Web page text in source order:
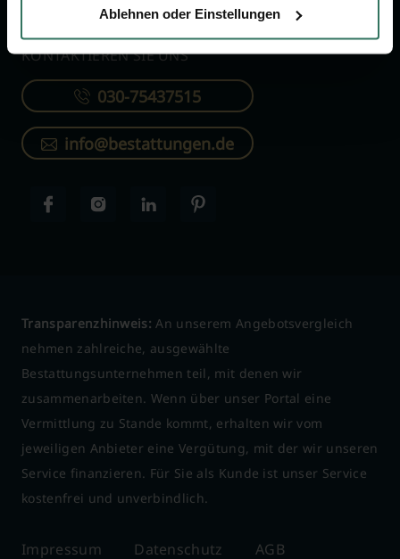
Ablehnen oder Einstellungen
KONTAKTIEREN SIE UNS
030-75437515
info@bestattungen.de
Transparenzhinweis: An unserem Angebotsvergleich
nehmen zahlreiche, ausgewählte
Bestattungsunternehmen teil, mit denen wir
zusammenarbeiten. Wenn über unser Portal eine
Vermittlung zu Stande kommt, erhalten wir vom
jeweiligen Anbieter eine Vergütung, mit der wir unseren
Service finanzieren. Für Sie als Kunde ist unser Service
kostenfrei und unverbindlich.
Impressum Datenschutz AGB